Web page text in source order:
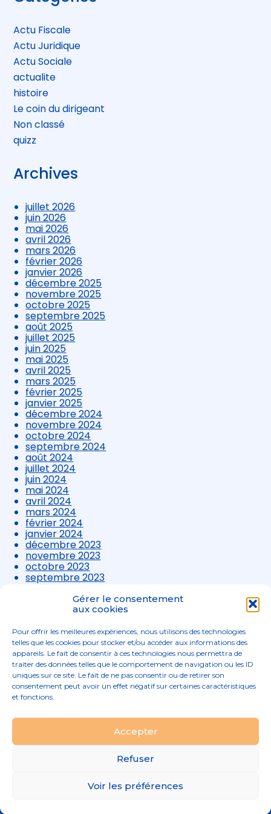
Gérer le consentement
aux cookies
Pour offrir les meilleures expériences, nous utilisons des technologies
telles que les cookies pour stocker et/ou accéder aux informations des
appareils. Le fait de consentir à ces technologies nous permettra de
traiter des données telles que le comportement de navigation ou les ID
uniques sur ce site. Le fait de ne pas consentir ou de retirer son
consentement peut avoir un effet négatif sur certaines caractéristiques
et fonctions.
Accepter
Refuser
Voir les préférences
sidebar
Actu Fiscale
Actu Juridique
Actu Sociale
actualite
histoire
Le coin du dirigeant
Non classé
quizz
Archives
juillet 2026
juin 2026
mai 2026
avril 2026
mars 2026
février 2026
janvier 2026
décembre 2025
novembre 2025
octobre 2025
septembre 2025
août 2025
juillet 2025
juin 2025
mai 2025
avril 2025
mars 2025
février 2025
janvier 2025
décembre 2024
novembre 2024
octobre 2024
septembre 2024
août 2024
juillet 2024
juin 2024
mai 2024
avril 2024
mars 2024
février 2024
janvier 2024
décembre 2023
novembre 2023
octobre 2023
septembre 2023
août 2023
juillet 2023
avril 2023
mars 2023
Principale
02 96 52 68 68
MENTIONS LÉGALES
PLAN DU SITE